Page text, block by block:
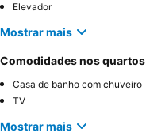
Elevador
Mostrar mais
Comodidades nos quartos
Casa de banho com chuveiro
TV
Mostrar mais